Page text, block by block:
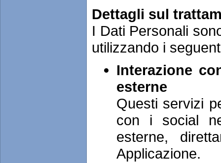
Dettagli sul
I Dati Personali
utilizzando i
Interazione
esterne
Questi servizi
con i social
esterne,
Applicazione.